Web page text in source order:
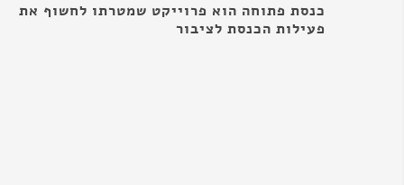
כנסת פתוחה הוא פרוייקט שמטרתו לחשוף את
פעילות הכנסת לציבור